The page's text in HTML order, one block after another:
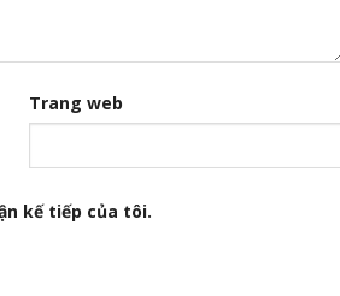
Trang web
kế tiếp của tôi.